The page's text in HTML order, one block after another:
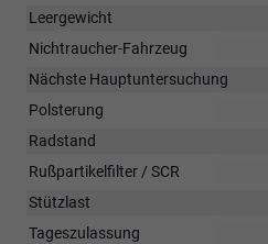
Leergewicht
Nichtraucher-Fahrzeug
Nächste Hauptuntersuchung
Polsterung
Radstand
Rußpartikelfilter / SCR
Stützlast
Tageszulassung